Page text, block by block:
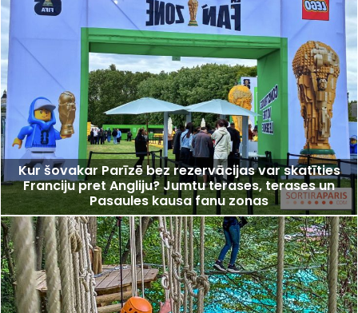
Kur šovakar Parīzē bez rezervācijas var skatīties
Franciju pret Angliju? Jumtu terases, terases un
Pasaules kausa fanu zonas